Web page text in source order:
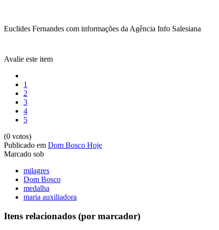
Euclides Fernandes com informações da Agência Info Salesiana
Avalie este item
1
2
3
4
5
(0 votos)
Publicado em Dom Bosco Hoje
Marcado sob
milagres
Dom Bosco
medalha
maria auxiliadora
Itens relacionados (por marcador)